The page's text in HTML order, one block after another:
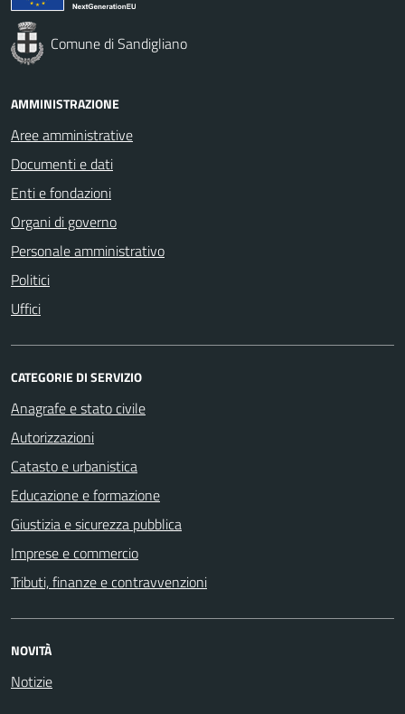
Comune di Sandigliano
AMMINISTRAZIONE
Aree amministrative
Documenti e dati
Enti e fondazioni
Organi di governo
Personale amministrativo
Politici
Uffici
CATEGORIE DI SERVIZIO
Anagrafe e stato civile
Autorizzazioni
Catasto e urbanistica
Educazione e formazione
Giustizia e sicurezza pubblica
Imprese e commercio
Tributi, finanze e contravvenzioni
NOVITÀ
Notizie